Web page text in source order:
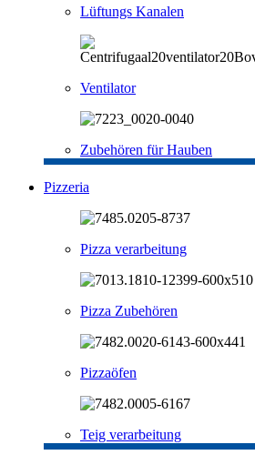
Lüftungs Kanalen
Ventilator
Zubehören für Hauben
Pizzeria
Pizza verarbeitung
Pizza Zubehören
Pizzaöfen
Teig verarbeitung